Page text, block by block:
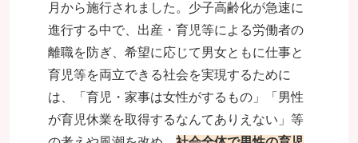
月から施行されました。少子高齢化が急速に
進行する中で、出産・育児等による労働者の
離職を防ぎ、希望に応じて男女ともに仕事と
育児等を両立できる社会を実現するために
は、「育児・家事は女性がするもの」「男性
が育児休業を取得するなんてありえない」等